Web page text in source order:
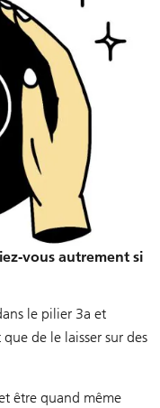
vous autrement si
le pilier 3a et
de le laisser sur des
être quand même